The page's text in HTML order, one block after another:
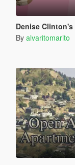
Denise Clinton's
By alvaritomarito